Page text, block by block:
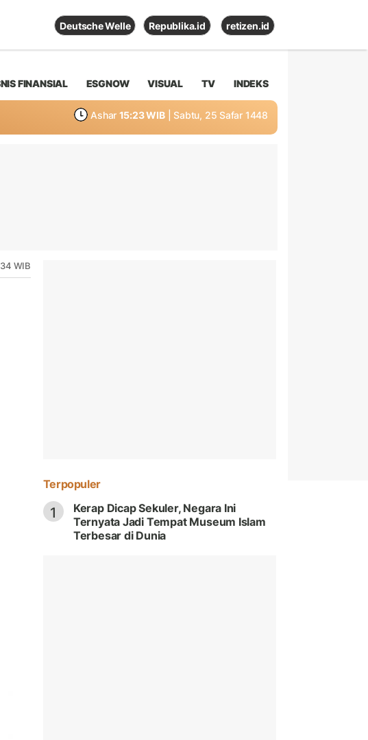
Deutsche Welle Republika.id retizen.id
FINANSIAL ESGNOW VISUAL TV INDEKS
Ashar 15:23 WIB | Sabtu, 25 Safar 1448
WIB
Terpopuler
1
Kerap Dicap Sekuler, Negara Ini
Ternyata Jadi Tempat Museum Islam
Terbesar di Dunia